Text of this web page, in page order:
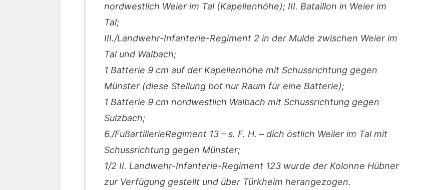
nordwestlich Weier im Tal (Kapellenhöhe); III. Bataillon in Weier im
Tal;
III./Landwehr-Infanterie-Regiment 2 in der Mulde zwischen Weier im
Tal und Walbach;
1 Batterie 9 cm auf der Kapellenhöhe mit Schussrichtung gegen
Münster (diese Stellung bot nur Raum für eine Batterie);
1 Batterie 9 cm nordwestlich Walbach mit Schussrichtung gegen
Sulzbach;
6./FußartillerieRegiment 13 – s. F. H. – dich östlich Weiler im Tal mit
Schussrichtung gegen Münster;
1/2 II. Landwehr-Infanterie-Regiment 123 wurde der Kolonne Hübner
zur Verfügung gestellt und über Türkheim herangezogen.